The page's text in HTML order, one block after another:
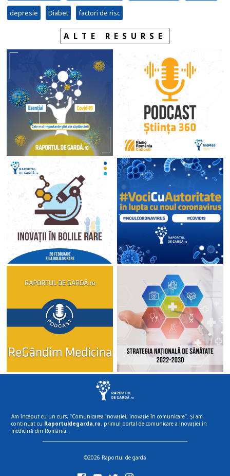
depresie Diabet factori de risc
ALTE RESURSE
Am început cu un curs, “Comunicarea inovației, inovație în comunicare”. Și am
continuat cu Raportuldegarda.ro, primul portal de comunicare a inovației în
medicină din România.
©2026 Raportul de gardă